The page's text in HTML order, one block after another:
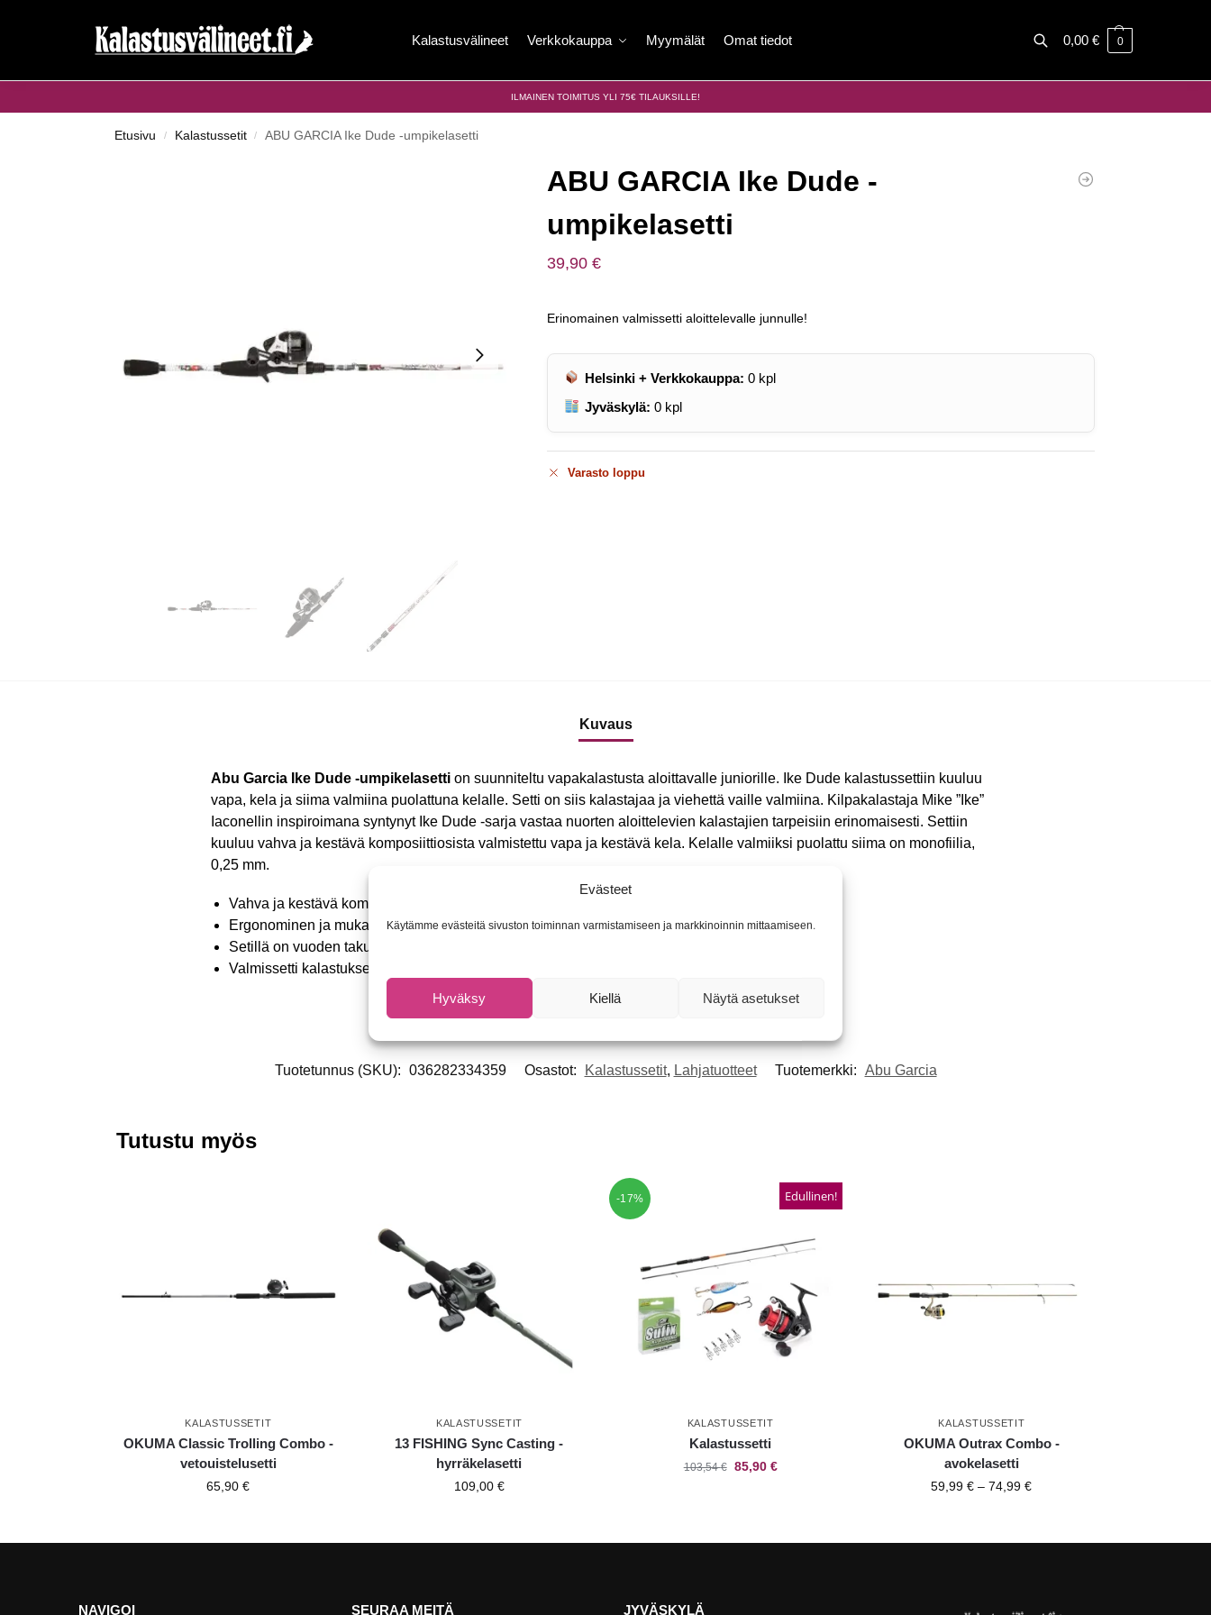
Evästeet
Käytämme evästeitä sivuston toiminnan varmistamiseen ja markkinoinnin mittaamiseen.
Hyväksy Kiellä Näytä asetukset
Kalastusvälineet Verkkokauppa Myymälät Omat tiedot 0,00 € 0
ILMAINEN TOIMITUS YLI 75€ TILAUKSILLE!
Etusivu / Kalastussetit / ABU GARCIA Ike Dude -umpikelasetti
ABU GARCIA Ike Dude -
umpikelasetti
39,90 €
Erinomainen valmissetti aloittelevalle junnulle!
Helsinki + Verkkokauppa: 0 kpl
Jyväskylä: 0 kpl
Varasto loppu
Kuvaus
Abu Garcia Ike Dude -umpikelasettion suunniteltu vapakalastusta aloittavalle juniorille. Ike Dude kalastussettiin kuuluu
vapa, kela ja siima valmiina puolattuna kelalle. Setti on siis kalastajaa ja viehettä vaille valmiina. Kilpakalastaja Mike ”Ike”
Iaconellin inspiroimana syntynyt Ike Dude -sarja vastaa nuorten aloittelevien kalastajien tarpeisiin erinomaisesti. Settiin
kuuluu vahva ja kestävä komposiittiosista valmistettu vapa ja kestävä kela. Kelalle valmiiksi puolattu siima on monofiilia,
0,25 mm.
Vahva ja kestävä komposiittivapa, n. 167 cm
Ergonominen ja mukava EVA-kahva
Setillä on vuoden takuu
Valmissetti kalastukseen!
Tuotetunnus (SKU): 036282334359 Osastot: Kalastussetit, Lahjatuotteet Tuotemerkki: Abu Garcia
Tutustu myös
KALASTUSSETIT
OKUMA Classic Trolling Combo -
vetouistelusetti
65,90€
KALASTUSSETIT
13 FISHING Sync Casting -
hyrräkelasetti
109,00 €
-17% Edullinen!
KALASTUSSETIT
Kalastussetti
103,54€ 85,90 €
KALASTUSSETIT
OKUMA Outrax Combo -
avokelasetti
59,99€ – 74,99€
NAVIGOI SEURAA MEITÄ JYVÄSKYLÄ